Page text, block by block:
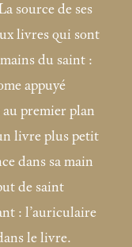
source de ses
livres qui sont
du saint :
appuyé
premier plan
livre plus petit
dans sa main
de saint
: l’auriculaire
le livre.